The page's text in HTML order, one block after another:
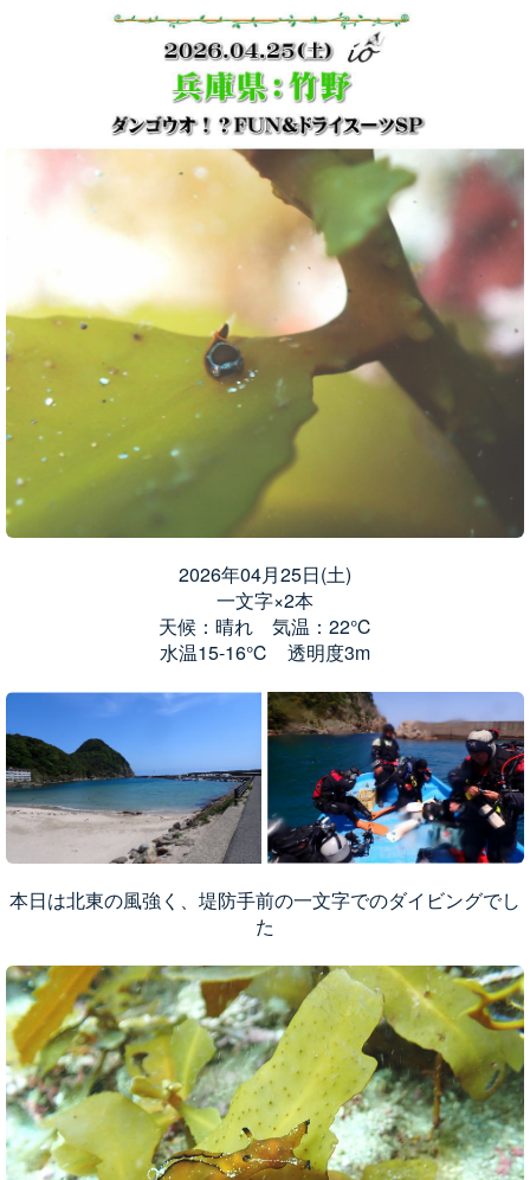
2026年04月25日(土)
一文字×2本
天候：晴れ 気温：22℃
水温15-16℃ 透明度3m
本日は北東の風強く、堤防手前の一文字でのダイビングでし
た